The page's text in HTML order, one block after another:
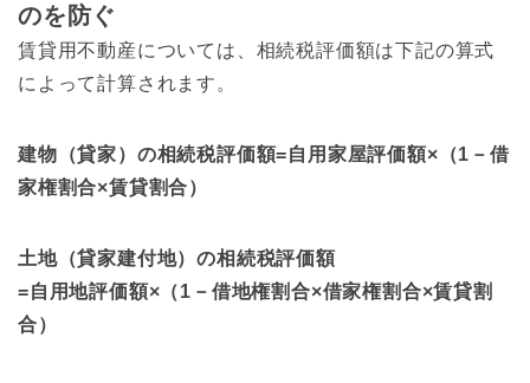
のを防ぐ
賃貸用不動産については、相続税評価額は下記の算式
によって計算されます。
建物（貸家）の相続税評価額=自用家屋評価額×（1－借
家権割合×賃貸割合）
土地（貸家建付地）の相続税評価額
=自用地評価額×（1－借地権割合×借家権割合×賃貸割
合）